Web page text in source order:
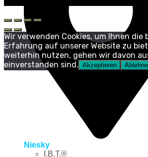
Niesky
I.B.T.®
Wir verwenden Cookies, um Ihnen die
Erfahrung auf unserer Website zu
weiterhin nutzen, gehen wir davon
einverstanden sind. Akzeptieren